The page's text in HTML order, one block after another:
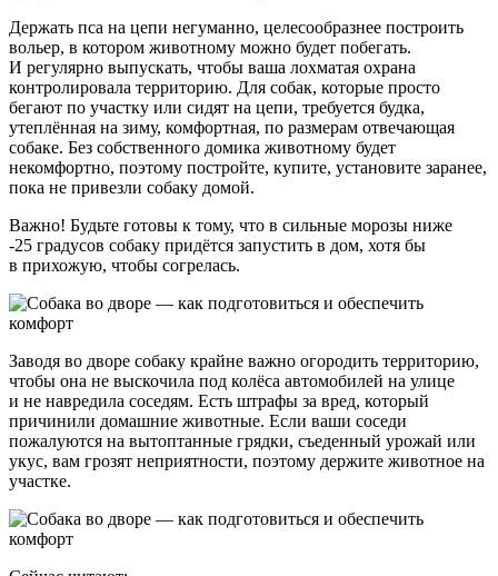
Держать пса на цепи негуманно, целесообразнее построить
вольер, в котором животному можно будет побегать.
И регулярно выпускать, чтобы ваша лохматая охрана
контролировала территорию. Для собак, которые просто
бегают по участку или сидят на цепи, требуется будка,
утеплённая на зиму, комфортная, по размерам отвечающая
собаке. Без собственного домика животному будет
некомфортно, поэтому постройте, купите, установите заранее,
пока не привезли собаку домой.
Важно! Будьте готовы к тому, что в сильные морозы ниже
-25 градусов собаку придётся запустить в дом, хотя бы
в прихожую, чтобы согрелась.
Заводя во дворе собаку крайне важно огородить территорию,
чтобы она не выскочила под колёса автомобилей на улице
и не навредила соседям. Есть штрафы за вред, который
причинили домашние животные. Если ваши соседи
пожалуются на вытоптанные грядки, съеденный урожай или
укус, вам грозят неприятности, поэтому держите животное на
участке.